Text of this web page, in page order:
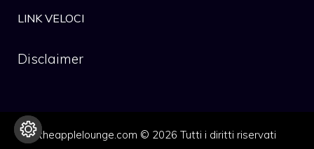
LINK VELOCI
Disclaimer
theapplelounge.com © 2026 Tutti i diritti riservati